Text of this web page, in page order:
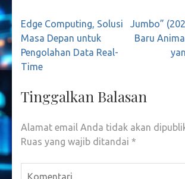
Navigasi
pos
Edge Computing, Solusi
Masa Depan untuk
Pengolahan Data Real-
Time
Jumbo”
Baru
Tinggalkan Balasan
Alamat email Anda tidak akan
Ruas yang wajib ditandai *